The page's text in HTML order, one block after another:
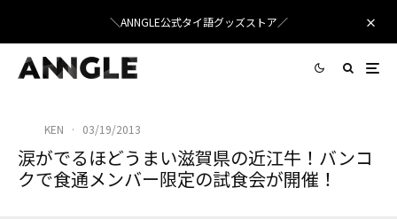
＼ANNGLE公式タイ語グッズストア／
KEN · 03/19/2013
涙がでるほどうまい滋賀県の近江牛！バンコ
クで食通メンバー限定の試食会が開催！